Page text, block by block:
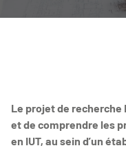
Le projet de recherche
et de comprendre les
en IUT, au sein d’un